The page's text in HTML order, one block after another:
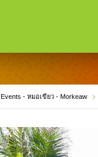
Events - หมอเขียว - Morkeaw